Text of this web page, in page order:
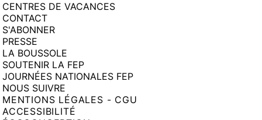
CENTRES DE VACANCES
CONTACT
S'ABONNER
PRESSE
LA BOUSSOLE
SOUTENIR LA FEP
JOURNÉES NATIONALES FEP
NOUS SUIVRE
MENTIONS LÉGALES - CGU
ACCESSIBILITÉ